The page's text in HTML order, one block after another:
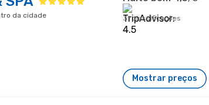
da cidade 31 classificações
Mostrar preços